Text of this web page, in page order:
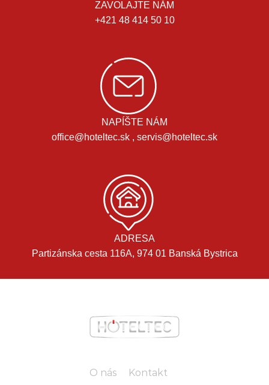
ZAVOLAJTE NÁM
+421 48 414 50 10
NAPÍŠTE NÁM
office@hoteltec.sk , servis@hoteltec.sk
ADRESA
Partizánska cesta 116A, 974 01 Banská Bystrica
O nás Kontakt